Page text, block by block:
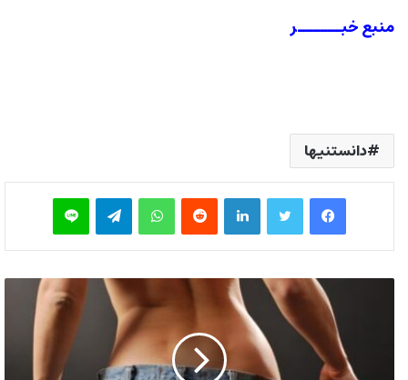
منبع خبــــــر
دانستنیها
فیس بوک توییتر لینکدین‫رددیت واتس آپ تلگرام لاین